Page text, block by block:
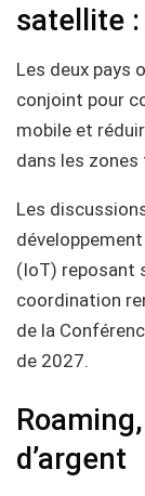
satellite
Les deux pays
conjoint pour
mobile et
dans les
Les
(IoT) reposant
coordination
de la
de 2027.
d’argent